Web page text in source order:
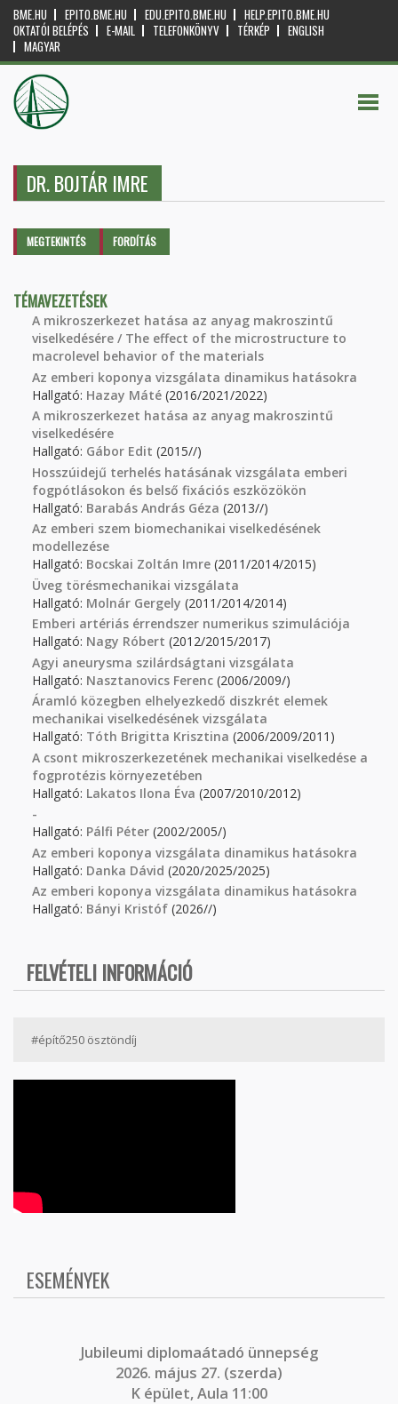
BME.HU EPITO.BME.HU EDU.EPITO.BME.HU
HELP.EPITO.BME.HU
OKTATÓI BELÉPÉS
E-MAIL TELEFONKÖNYV TÉRKÉP
ENGLISH
MAGYAR
DR. BOJTÁR IMRE
Elsődleges fülek
MEGTEKINTÉS (AKTÍVFORDÍTÁS
TÉMAVEZETÉSEK
A mikroszerkezet hatása az anyag makroszintű
viselkedésére / The effect of the microstructure to
macrolevel behavior of the materials
Az emberi koponya vizsgálata dinamikus hatásokra
Hallgató: Hazay Máté (2016/2021/2022)
A mikroszerkezet hatása az anyag makroszintű
viselkedésére
Hallgató: Gábor Edit (2015//)
Hosszúidejű terhelés hatásának vizsgálata emberi
fogpótlásokon és belső fixációs eszközökön
Hallgató: Barabás András Géza (2013//)
Az emberi szem biomechanikai viselkedésének
modellezése
Hallgató: Bocskai Zoltán Imre (2011/2014/2015)
Üveg törésmechanikai vizsgálata
Hallgató: Molnár Gergely (2011/2014/2014)
Emberi artériás érrendszer numerikus szimulációja
Hallgató: Nagy Róbert (2012/2015/2017)
Agyi aneurysma szilárdságtani vizsgálata
Hallgató: Nasztanovics Ferenc (2006/2009/)
Áramló közegben elhelyezkedő diszkrét elemek
mechanikai viselkedésének vizsgálata
Hallgató: Tóth Brigitta Krisztina (2006/2009/2011)
A csont mikroszerkezetének mechanikai viselkedése a
fogprotézis környezetében
Hallgató: Lakatos Ilona Éva (2007/2010/2012)
-
Hallgató: Pálfi Péter (2002/2005/)
Az emberi koponya vizsgálata dinamikus hatásokra
Hallgató: Danka Dávid (2020/2025/2025)
Az emberi koponya vizsgálata dinamikus hatásokra
Hallgató: Bányi Kristóf (2026//)
FELVÉTELI INFORMÁCIÓ
#építő250 ösztöndíj
ESEMÉNYEK
Jubileumi diplomaátadó ünnepség
2026. május 27. (szerda)
K épület, Aula 11:00